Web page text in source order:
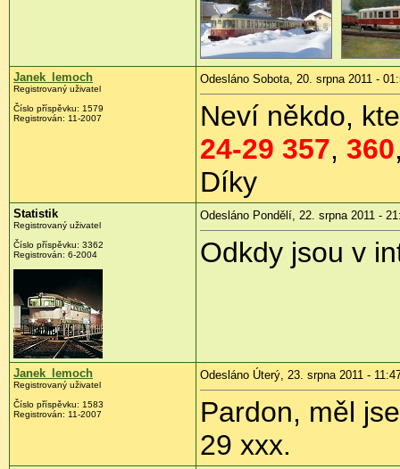
Janek_lemoch
Registrovaný uživatel
Číslo příspěvku: 1579
Registrován: 11-2007
Odesláno Sobota, 20. srpna 2011 -
Neví někdo,
24-29 357, 360
Díky
Statistik
Registrovaný uživatel
Číslo příspěvku: 3362
Registrován: 6-2004
Odesláno Pondělí, 22. srpna 2011 -
Odkdy jsou v
Janek_lemoch
Registrovaný uživatel
Číslo příspěvku: 1583
Registrován: 11-2007
Odesláno Úterý, 23. srpna 2011 -
Pardon, měl
29 xxx.